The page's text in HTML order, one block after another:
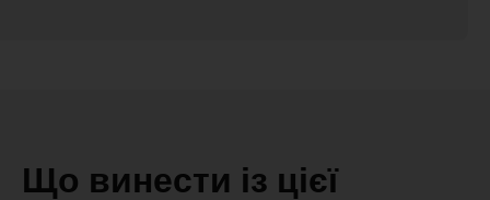
Що винести із цієї